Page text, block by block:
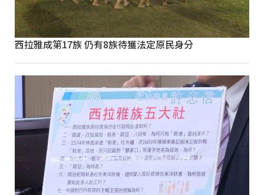
西拉雅成第17族 仍有8族待獲法定原民身分